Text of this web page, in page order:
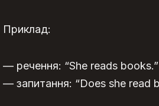
Приклад:
— речення: “She reads books.”
— запитання: “Does she read